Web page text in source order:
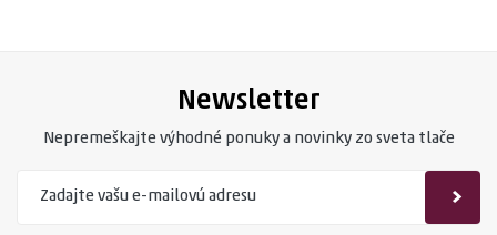
Newsletter
Nepremeškajte výhodné ponuky a novinky zo sveta tlače